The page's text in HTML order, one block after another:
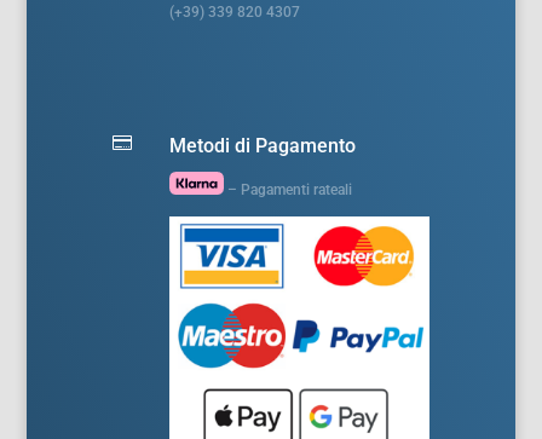
(+39) 339 820 4307
 Metodi di Pagamento
– Pagamenti rateali